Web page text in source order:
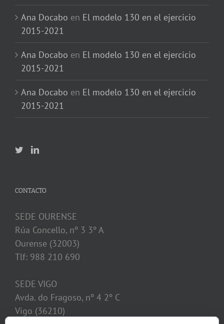
Ana Docabo en El modelo 130 en el ejercicio
2015-2021
Ana Docabo en El modelo 130 en el ejercicio
2015-2021
Ana Docabo en El modelo 130 en el ejercicio
2015-2021
CONTACTO
SEDE OURENSE
Rúa Concello, nº 3 3º A
Ourense (32003)
Tlf: 988 210 690
SEDE VIGO
Avda. do Fragoso, nº 4 2º C
Vigo (36210)